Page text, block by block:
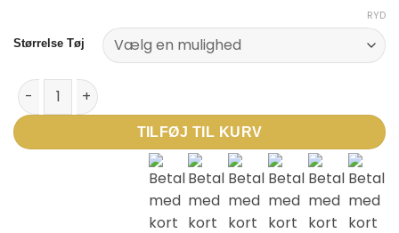
Størrelse Tøj
RYD
Hummel Core 2.0 Track Zip Jacket kids - Blå/Hvid antal
TILFØJ TIL KURV